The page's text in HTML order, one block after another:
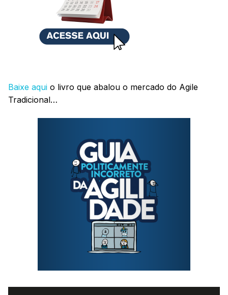
Baixe aqui o livro que abalou o mercado do Agile
Tradicional…